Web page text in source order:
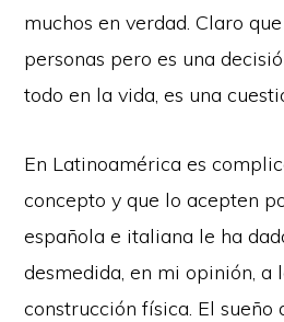
muchos en verdad. Claro
personas pero es una
todo en la vida, es una
En Latinoamérica es
concepto y que lo acepten
española e italiana le ha
desmedida, en mi opinión, a
construcción física. El sueño